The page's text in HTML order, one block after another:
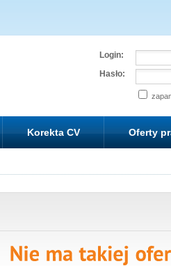
Login:
Hasło:
Korekta CV Oferty